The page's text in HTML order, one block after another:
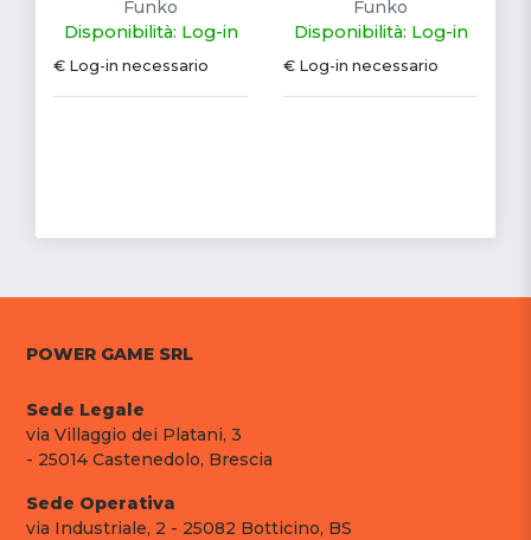
Funko
Disponibilità: Log-in
€ Log-in necessario
Funko
Disponibilità: Log-in
€ Log-in necessario
POWER GAME SRL
Sede Legale
via Villaggio dei Platani, 3
- 25014 Castenedolo, Brescia
Sede Operativa
via Industriale, 2 - 25082 Botticino, BS